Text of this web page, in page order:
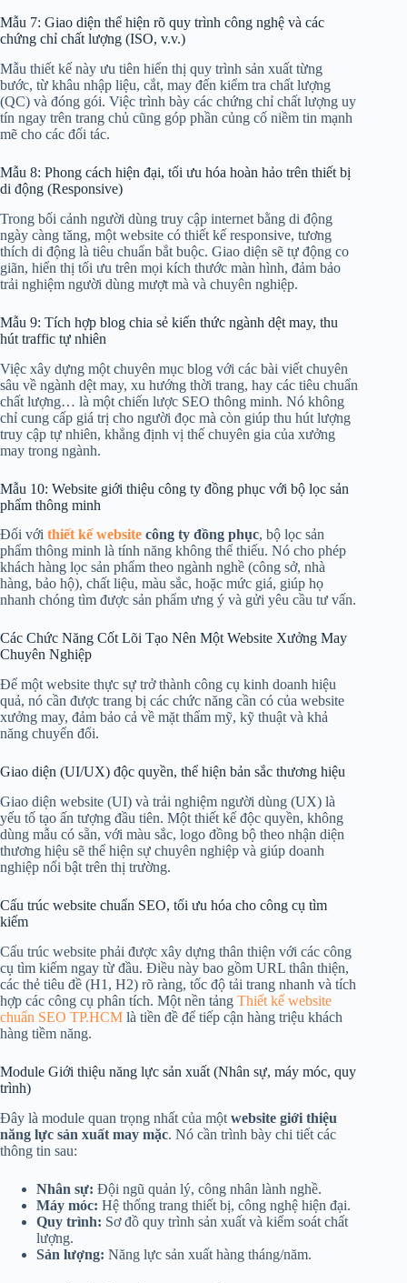
Mẫu 7: Giao diện thể hiện rõ quy trình công nghệ và các
chứng chỉ chất lượng (ISO, v.v.)
Mẫu thiết kế này ưu tiên hiển thị quy trình sản xuất từng
bước, từ khâu nhập liệu, cắt, may đến kiểm tra chất lượng
(QC) và đóng gói. Việc trình bày các chứng chỉ chất lượng uy
tín ngay trên trang chủ cũng góp phần củng cố niềm tin mạnh
mẽ cho các đối tác.
Mẫu 8: Phong cách hiện đại, tối ưu hóa hoàn hảo trên thiết bị
di động (Responsive)
Trong bối cảnh người dùng truy cập internet bằng di động
ngày càng tăng, một website có thiết kế responsive, tương
thích di động là tiêu chuẩn bắt buộc. Giao diện sẽ tự động co
giãn, hiển thị tối ưu trên mọi kích thước màn hình, đảm bảo
trải nghiệm người dùng mượt mà và chuyên nghiệp.
Mẫu 9: Tích hợp blog chia sẻ kiến thức ngành dệt may, thu
hút traffic tự nhiên
Việc xây dựng một chuyên mục blog với các bài viết chuyên
sâu về ngành dệt may, xu hướng thời trang, hay các tiêu chuẩn
chất lượng… là một chiến lược SEO thông minh. Nó không
chỉ cung cấp giá trị cho người đọc mà còn giúp thu hút lượng
truy cập tự nhiên, khẳng định vị thế chuyên gia của xưởng
may trong ngành.
Mẫu 10: Website giới thiệu công ty đồng phục với bộ lọc sản
phẩm thông minh
Đối với thiết kế website công ty đồng phục, bộ lọc sản
phẩm thông minh là tính năng không thể thiếu. Nó cho phép
khách hàng lọc sản phẩm theo ngành nghề (công sở, nhà
hàng, bảo hộ), chất liệu, màu sắc, hoặc mức giá, giúp họ
nhanh chóng tìm được sản phẩm ưng ý và gửi yêu cầu tư vấn.
Các Chức Năng Cốt Lõi Tạo Nên Một Website Xưởng May
Chuyên Nghiệp
Để một website thực sự trở thành công cụ kinh doanh hiệu
quả, nó cần được trang bị các chức năng cần có của website
xưởng may, đảm bảo cả về mặt thẩm mỹ, kỹ thuật và khả
năng chuyển đổi.
Giao diện (UI/UX) độc quyền, thể hiện bản sắc thương hiệu
Giao diện website (UI) và trải nghiệm người dùng (UX) là
yếu tố tạo ấn tượng đầu tiên. Một thiết kế độc quyền, không
dùng mẫu có sẵn, với màu sắc, logo đồng bộ theo nhận diện
thương hiệu sẽ thể hiện sự chuyên nghiệp và giúp doanh
nghiệp nổi bật trên thị trường.
Cấu trúc website chuẩn SEO, tối ưu hóa cho công cụ tìm
kiếm
Cấu trúc website phải được xây dựng thân thiện với các công
cụ tìm kiếm ngay từ đầu. Điều này bao gồm URL thân thiện,
các thẻ tiêu đề (H1, H2) rõ ràng, tốc độ tải trang nhanh và tích
hợp các công cụ phân tích. Một nền tảng Thiết kế website
chuẩn SEO TP.HCM là tiền đề để tiếp cận hàng triệu khách
hàng tiềm năng.
Module Giới thiệu năng lực sản xuất (Nhân sự, máy móc, quy
trình)
Đây là module quan trọng nhất của một website giới thiệu
năng lực sản xuất may mặc. Nó cần trình bày chi tiết các
thông tin sau:
Nhân sự: Đội ngũ quản lý, công nhân lành nghề.
Máy móc: Hệ thống trang thiết bị, công nghệ hiện đại.
Quy trình: Sơ đồ quy trình sản xuất và kiểm soát chất
lượng.
Sản lượng: Năng lực sản xuất hàng tháng/năm.